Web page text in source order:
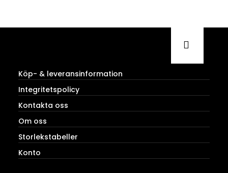
Köp- & leveransinformation
Integritetspolicy
Kontakta oss
Om oss
Storlekstabeller
Konto